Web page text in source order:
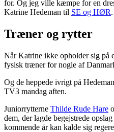
for. Og jeg ville kæmpe for en
Katrine Hedeman til SE og HØR.
Træner og rytter
Når Katrine ikke opholder sig på
fysisk træner for nogle af
Og de heppede ivrigt på
TV3 mandag aften.
Juniorrytterne Thilde Rude Hare
dem, der lagde begejstrede
kommende år kan kalde sig